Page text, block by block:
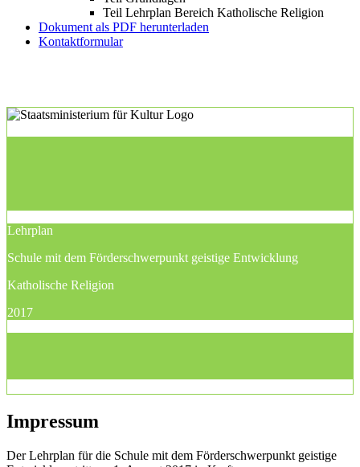
Teil Lehrplan Bereich Katholische Religion
Dokument als PDF herunterladen
Kontaktformular
Lehrplan
Schule mit dem Förderschwerpunkt geistige Entwicklung
Katholische Religion
2017
Impressum
Der Lehrplan für die Schule mit dem Förderschwerpunkt geistige